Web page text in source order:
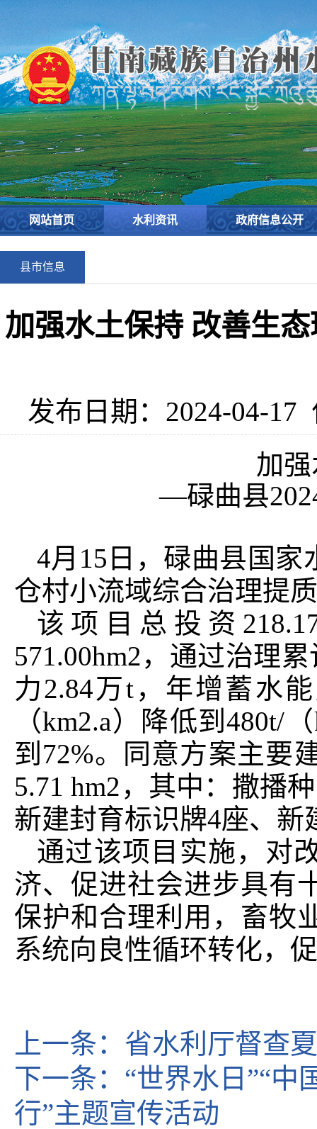
网站首页 水利资讯 政府信息公开
县市信息
加强水土保持 改善生
发布日期：2024-04-17
加
—碌曲县
4月15日，碌曲县国家
仓村小流域综合治理提
该项目总投资
571.00hm2，通过治理
力2.84万t，年增蓄水
（km2.a）降低到480t/
到72%。同意方案主要
5.71 hm2，其中：撒播
新建封育标识牌4座、新
通过该项目实施，对
济、促进社会进步具有
保护和合理利用，畜牧
系统向良性循环转化，
上一条： 省水利厅督查
下一条： “世界水日”“
行”主题宣传活动